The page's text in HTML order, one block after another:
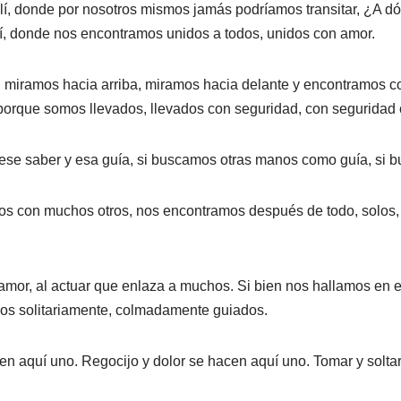
donde por nosotros mismos jamás podríamos transitar, ¿A
nos encontramos unidos a todos, unidos con amor.
hacia arriba, miramos hacia delante y encontramos
somos llevados, llevados con seguridad, con seguridad
saber y esa guía, si buscamos otras manos como guía, si
con muchos otros, nos encontramos después de todo,
al actuar que enlaza a muchos. Si bien nos hallamos
solitariamente, colmadamente guiados.
aquí uno. Regocijo y dolor se hacen aquí uno. Tomar y